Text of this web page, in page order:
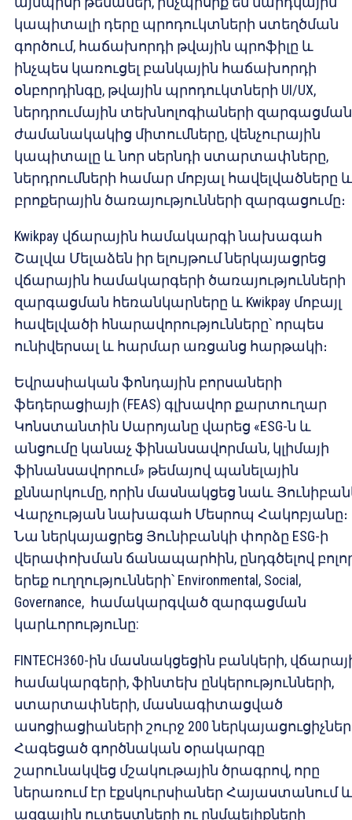
կապիտալի դերը պրոդուկտների ստեղծման
գործում, հաճախորդի թվային պրոֆիլը և
ինչպես կառուցել բանկային հաճախորդի
օնբորդինգը, թվային պրոդուկտների UI/UX,
ներդրումային տեխնոլոգիաների զարգացման
ժամանակակից միտումները, վենչուրային
կապիտալը և նոր սերնդի ստարտափները,
ներդրումների համար մոբյալ հավելվածները և
բրոքերային ծառայությունների զարգացումը։
Kwikpay վճարային համակարգի նախագահ
Շալվա Մելաձեն իր ելույթում ներկայացրեց
վճարային համակարգերի ծառայությունների
զարգացման հեռանկարները և Kwikpay մոբայլ
հավելվածի հնարավորությունները՝ որպես
ունիվերսալ և հարմար առցանց հարթակի։
Եվրասիական ֆոնդային բորսաների
ֆեդերացիայի (FEAS) գլխավոր քարտուղար
Կոնստանտին Սարոյանը վարեց «ESG-ն և
անցումը կանաչ ֆինանսավորման, կլիմայի
ֆինանսավորում» թեմայով պանելային
քննարկումը, որին մասնակցեց նաև
Վարչության նախագահ Մեսրոպ Հակոբյանը։
Նա ներկայացրեց Յունիբանկի փորձը ESG-ի
վերափոխման ճանապարհին, ընդգծելով
երեք ուղղությունների՝ Еnvironmental, Social,
Governance, համակարգված զարգացման
կարևորությունը:
FINTECH360-ին մասնակցեցին բանկերի,
համակարգերի, ֆինտեխ ընկերությունների,
ստարտափների, մասնագիտացված
ասոցիացիաների շուրջ 200
Հագեցած գործնական օրակարգը
շարունակվեց մշակութային ծրագրով, որը
ներառում էր էքսկուրսիաներ Հայաստանում և
ազգային ուտեստների ու ընմպելիքների